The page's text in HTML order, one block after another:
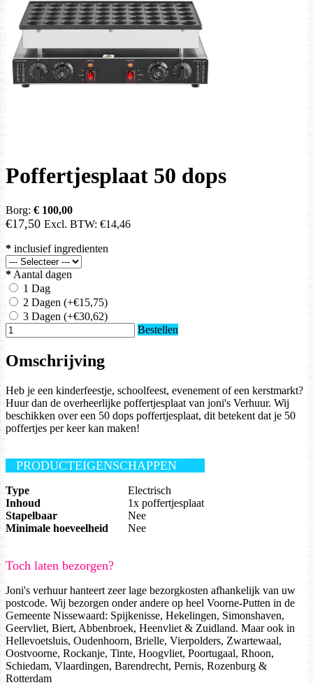
Poffertjesplaat 50 dops
Borg: € 100,00
€17,50 Excl. BTW: €14,46
* inclusief ingredienten
* Aantal dagen
1 Dag
2 Dagen (+€15,75)
3 Dagen (+€30,62)
Bestellen
Omschrijving
Heb je een kinderfeestje, schoolfeest, evenement of een kerstmarkt?
Huur dan de overheerlijke poffertjesplaat van joni's Verhuur. Wij
beschikken over een 50 dops poffertjesplaat, dit betekent dat je 50
poffertjes per keer kan maken!
PRODUCTEIGENSCHAPPEN
Type
Electrisch
Inhoud
1x poffertjesplaat
Stapelbaar
Nee
Minimale hoeveelheid
Nee
Toch laten bezorgen?
Joni's verhuur hanteert zeer lage bezorgkosten afhankelijk van uw
postcode. Wij bezorgen onder andere op heel Voorne-Putten in de
Gemeente Nissewaard: Spijkenisse, Hekelingen, Simonshaven,
Geervliet, Biert, Abbenbroek, Heenvliet & Zuidland. Maar ook in
Hellevoetsluis, Oudenhoorn, Brielle, Vierpolders, Zwartewaal,
Oostvoorne, Rockanje, Tinte, Hoogvliet, Poortugaal, Rhoon,
Schiedam, Vlaardingen, Barendrecht, Pernis, Rozenburg &
Rotterdam